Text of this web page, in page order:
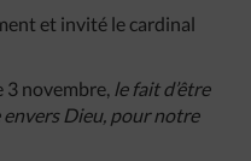
et invité le cardinal
3 novembre, le fait d’être
Dieu, pour notre